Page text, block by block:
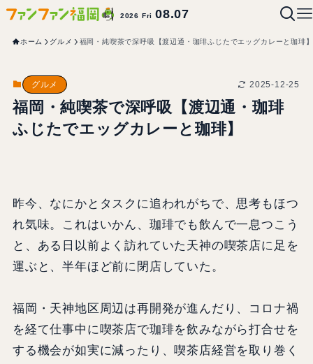
2026 Fri08.07
ホーム グルメ 福岡・純喫茶で深呼吸【渡辺通・珈琲ふじたでエッグカレーと珈琲】
グルメ 2025-12-25
福岡・純喫茶で深呼吸【渡辺通・珈琲
ふじたでエッグカレーと珈琲】
昨今、なにかとタスクに追われがちで、思考もほつ
れ気味。これはいかん、珈琲でも飲んで一息つこう
と、ある日以前よく訪れていた天神の喫茶店に足を
運ぶと、半年ほど前に閉店していた。
福岡・天神地区周辺は再開発が進んだり、コロナ禍
を経て仕事中に喫茶店で珈琲を飲みながら打合せを
する機会が如実に減ったり、喫茶店経営を取り巻く